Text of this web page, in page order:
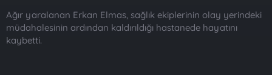
Ağır yaralanan Erkan Elmas, sağlık ekiplerinin olay yerindeki
müdahalesinin ardından kaldırıldığı hastanede hayatını
kaybetti.